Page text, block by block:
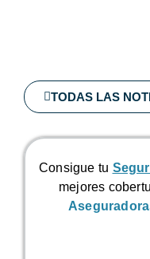
TODAS LAS
Consigue tu
mejores